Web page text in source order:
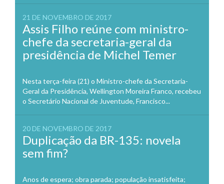
21 DE NOVEMBRO DE 2017
Assis Filho reúne com ministro-
chefe da secretaria-geral da
presidência de Michel Temer
Nesta terça-feira (21) o Ministro-chefe da Secretaria-
Geral da Presidência, Wellington Moreira Franco, recebeu
o Secretário Nacional de Juventude, Francisco...
20 DE NOVEMBRO DE 2017
Duplicação da BR-135: novela
sem fim?
Anos de espera; obra parada; população insatisfeita;